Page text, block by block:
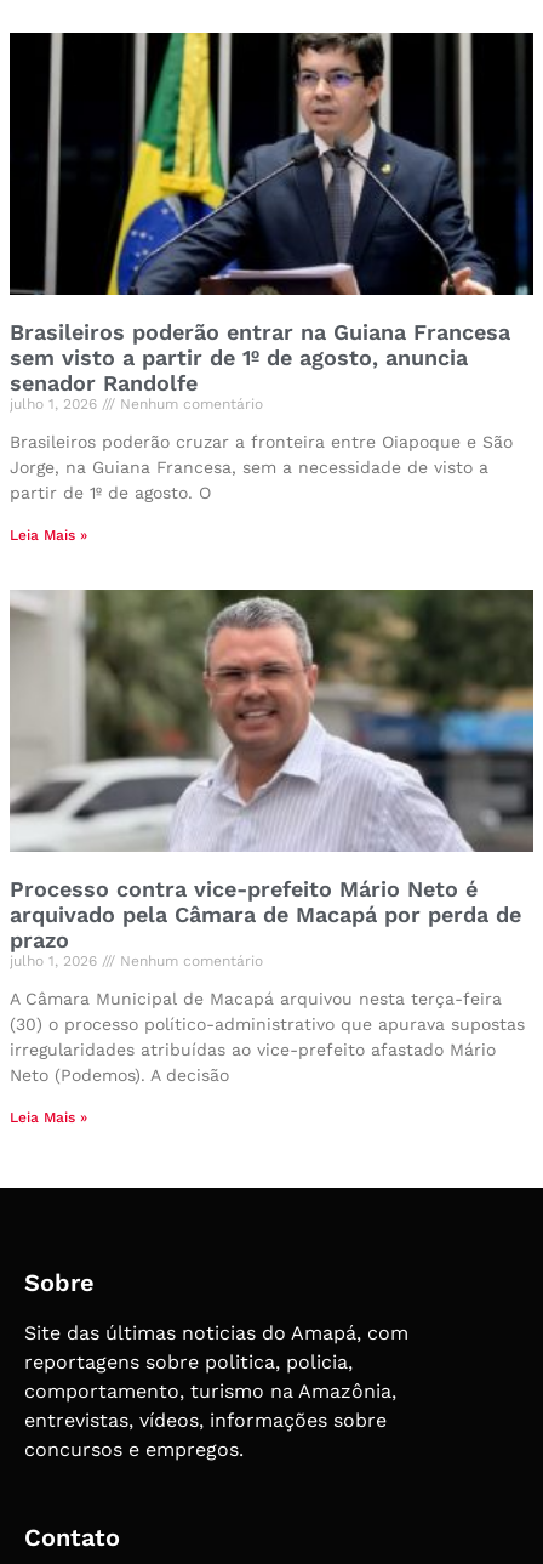
Brasileiros poderão entrar na Guiana Francesa
sem visto a partir de 1º de agosto, anuncia
senador Randolfe
julho 1, 2026 Nenhum comentário
Brasileiros poderão cruzar a fronteira entre Oiapoque e São
Jorge, na Guiana Francesa, sem a necessidade de visto a
partir de 1º de agosto. O
Leia Mais »
Processo contra vice-prefeito Mário Neto é
arquivado pela Câmara de Macapá por perda de
prazo
julho 1, 2026 Nenhum comentário
A Câmara Municipal de Macapá arquivou nesta terça-feira
(30) o processo político-administrativo que apurava supostas
irregularidades atribuídas ao vice-prefeito afastado Mário
Neto (Podemos). A decisão
Leia Mais »
Sobre
Site das últimas noticias do Amapá, com
reportagens sobre politica, policia,
comportamento, turismo na Amazônia,
entrevistas, vídeos, informações sobre
concursos e empregos.
Contato